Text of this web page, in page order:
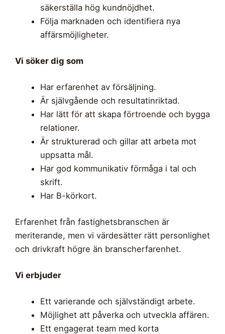
säkerställa hög kundnöjdhet.
Följa marknaden och identifiera nya
affärsmöjligheter.
Vi söker dig som
Har erfarenhet av försäljning.
Är självgående och resultatinriktad.
Har lätt för att skapa förtroende och bygga
relationer.
Är strukturerad och gillar att arbeta mot
uppsatta mål.
Har god kommunikativ förmåga i tal och
skrift.
Har B-körkort.
Erfarenhet från fastighetsbranschen är
meriterande, men vi värdesätter rätt personlighet
och drivkraft högre än branscherfarenhet.
Vi erbjuder
Ett varierande och självständigt arbete.
Möjlighet att påverka och utveckla affären.
Ett engagerat team med korta